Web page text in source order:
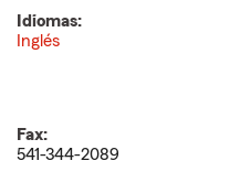
Idiomas:
Inglés
Fax:
541-344-2089